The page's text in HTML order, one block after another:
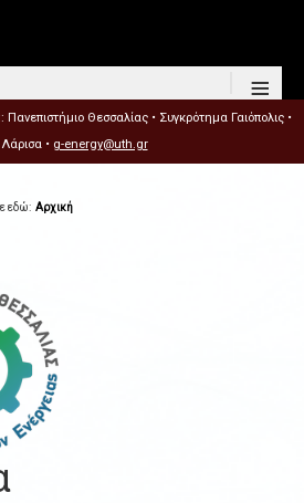
≡
Θεσσαλίας • Συγκρότημα Γαιόπολις •
• g-energy@uth.gr
εδώ: Αρχική